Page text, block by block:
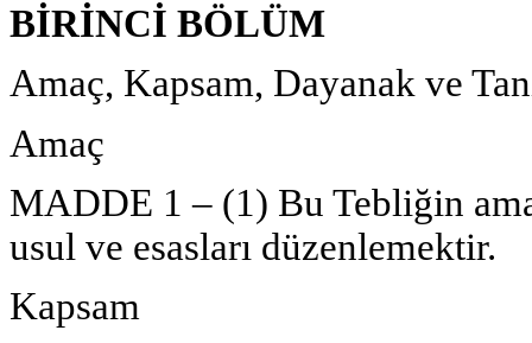
BİRİNCİ BÖLÜM
Amaç, Kapsam, Dayanak ve
Amaç
MADDE 1 – (1) Bu Tebliğin
usul ve esasları düzenlemektir.
Kapsam